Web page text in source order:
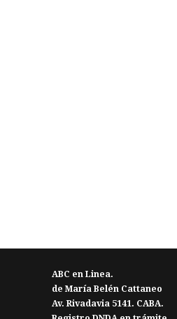
ABC en Linea.
de María Belén Cattaneo
Av. Rivadavia 5141. CABA.